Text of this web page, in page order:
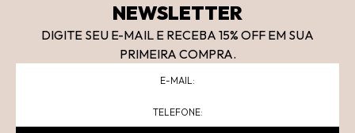
NEWSLETTER
DIGITE SEU E-MAIL E RECEBA 15% OFF EM SUA
PRIMEIRA COMPRA.